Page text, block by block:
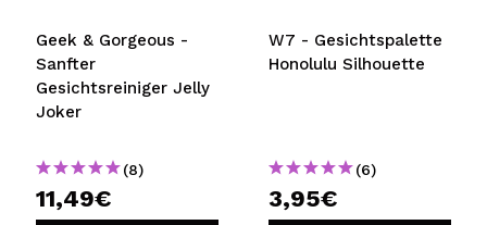
Geek & Gorgeous -
Sanfter
Gesichtsreiniger Jelly
Joker
(8)
11,49€
W7 - Gesichtspalette
Honolulu Silhouette
(6)
3,95€